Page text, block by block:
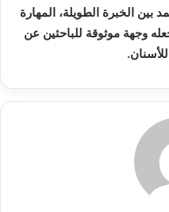
الخبرة الطويلة، المهارة
وجهة موثوقة للباحثين عن